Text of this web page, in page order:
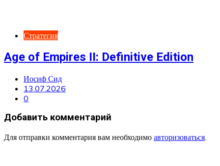
Стратегия
Age of Empires II: Definitive Edition
Иосиф Сид
13.07.2026
0
Добавить комментарий
Для отправки комментария вам необходимо авторизоваться.